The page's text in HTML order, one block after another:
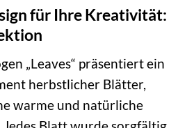
für Ihre Kreativität:
„Leaves“ präsentiert ein
herbstlicher Blätter,
warme und natürliche